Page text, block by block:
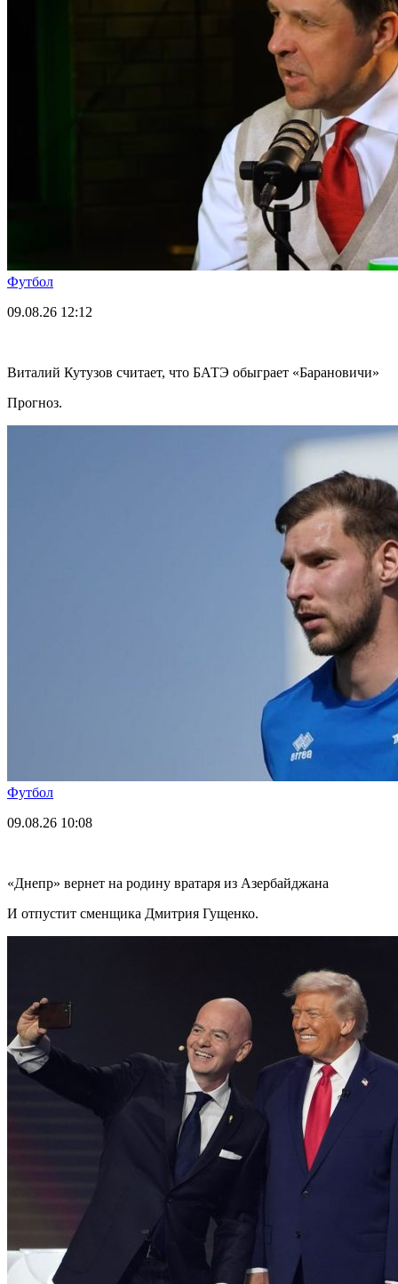
Футбол
09.08.26 12:12
Виталий Кутузов считает, что БАТЭ обыграет «Барановичи»
Прогноз.
Футбол
09.08.26 10:08
«Днепр» вернет на родину вратаря из Азербайджана
И отпустит сменщика Дмитрия Гущенко.